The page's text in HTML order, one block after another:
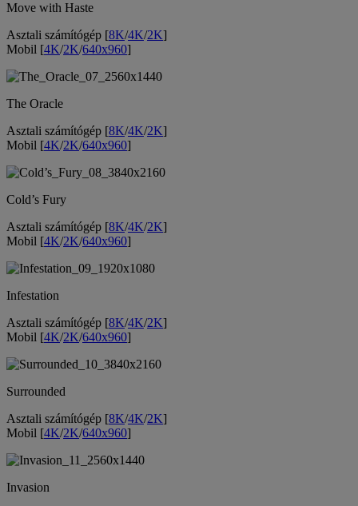
Move with Haste
Asztali számítógép [8K/4K/2K]
Mobil [4K/2K/640x960]
The Oracle
Asztali számítógép [8K/4K/2K]
Mobil [4K/2K/640x960]
Cold’s Fury
Asztali számítógép [8K/4K/2K]
Mobil [4K/2K/640x960]
Infestation
Asztali számítógép [8K/4K/2K]
Mobil [4K/2K/640x960]
Surrounded
Asztali számítógép [8K/4K/2K]
Mobil [4K/2K/640x960]
Invasion